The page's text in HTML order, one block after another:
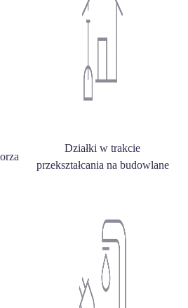
Działki w trakcie
przekształcania na budowlane